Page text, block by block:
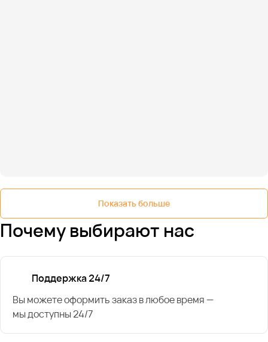
Показать больше
Почему выбирают нас
Поддержка 24/7
Вы можете оформить заказ в любое время —
мы доступны 24/7